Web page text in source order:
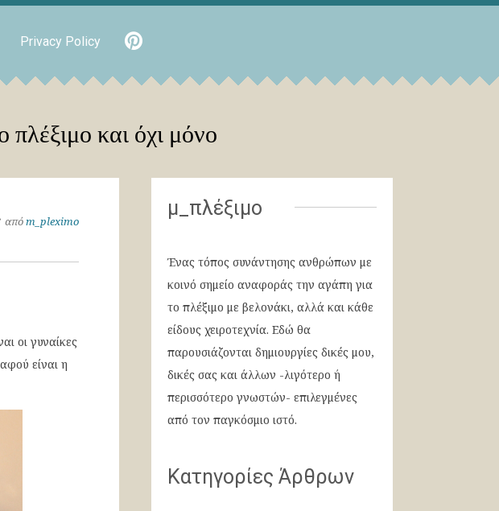
Privacy Policy
και όχι μόνο
απόm_pleximo
οι γυναίκες
είναι η
μ_πλέξιμο
Ένας τόπος συνάντησης ανθρώπων με
κοινό σημείο αναφοράς την αγάπη για
το πλέξιμο με βελονάκι, αλλά και κάθε
είδους χειροτεχνία. Εδώ θα
παρουσιάζονται δημιουργίες δικές μου,
δικές σας και άλλων -λιγότερο ή
περισσότερο γνωστών- επιλεγμένες
από τον παγκόσμιο ιστό.
Κατηγορίες Άρθρων